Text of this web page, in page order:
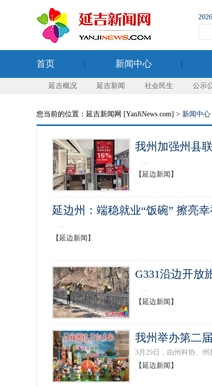
首页 新闻中心
延吉概况 延吉新闻 社会民生 公示
您当前的位置：延吉新闻网 [YanJiNews.com] > 新闻中心
我州加强州县
...
【延边新闻】
延边州：端稳就业“饭碗” 擦亮
...
【延边新闻】
G331沿边开放
...
【延边新闻】
我州举办第二
3月29日，由州科协、
【延边新闻】